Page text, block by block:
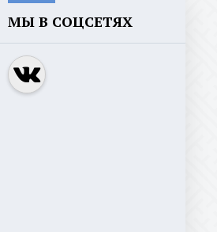
МЫ В СОЦСЕТЯХ